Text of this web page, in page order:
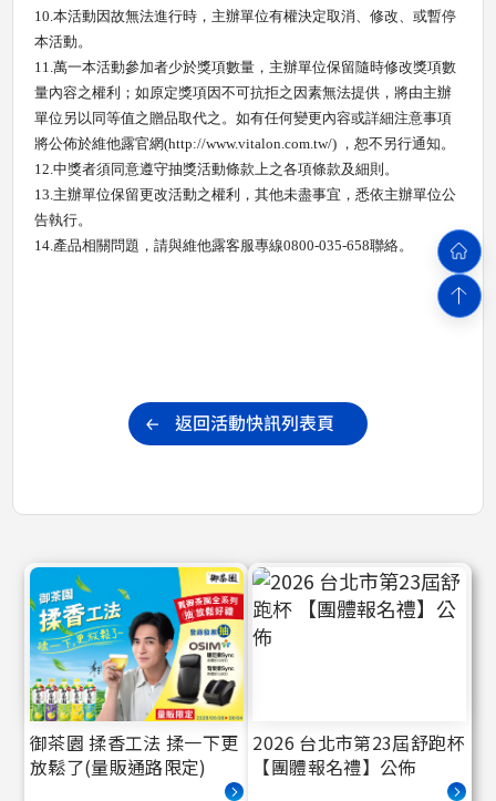
10. 本活動因故無法進行時，主辦單位有權決定取消、修改、或暫停
本活動。
11. 萬一本活動參加者少於獎項數量，主辦單位保留隨時修改獎項數
量內容之權利；如原定獎項因不可抗拒之因素無法提供，將由主辦
單位另以同等值之贈品取代之。如有任何變更內容或詳細注意事項
將公佈於維他露官網(http://www.vitalon.com.tw/) ，恕不另行通知。
12. 中獎者須同意遵守抽獎活動條款上之各項條款及細則。
13. 主辦單位保留更改活動之權利，其他未盡事宜，悉依主辦單位公
告執行。
14. 產品相關問題，請與維他露客服專線0800-035-658聯絡。
御茶園 揉香工法 揉一下更
放鬆了(量販通路限定)
2026 台北市第23屆舒跑杯
【團體報名禮】公佈